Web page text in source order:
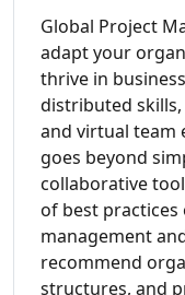
Global Project
adapt your
thrive in
distributed
and virtual
goes beyond
collaborative
of best
management
recommend
structures, and